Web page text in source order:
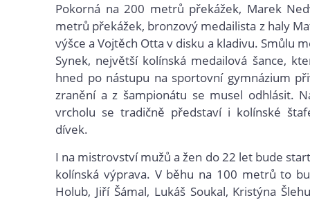
Pokorná na 200 metrů překážek, Marek
metrů překážek, bronzový medailista z haly
výšce a Vojtěch Otta v disku a kladivu. Smůlu
Synek, největší kolínská medailová šance,
hned po nástupu na sportovní gymnázium
zranění a z šampionátu se musel odhlásit.
vrcholu se tradičně představí i kolínské
dívek.
I na mistrovství mužů a žen do 22 let bude
kolínská výprava. V běhu na 100 metrů to
Holub, Jiří Šámal, Lukáš Soukal, Kristýna